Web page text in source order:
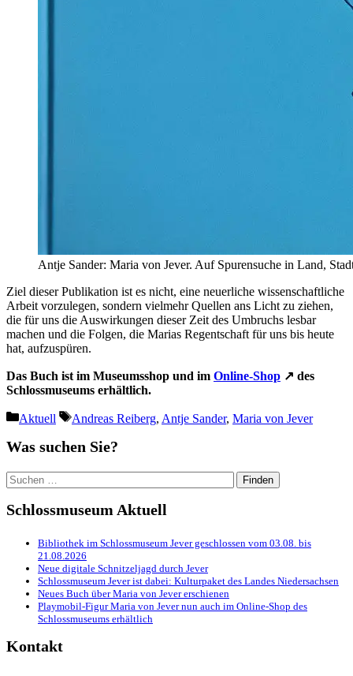
Antje Sander: Maria von Jever. Auf Spurensuche in Land,
Ziel dieser Publikation ist es nicht, eine neuerliche wissenschaftliche
Arbeit vorzulegen, sondern vielmehr Quellen ans Licht zu ziehen,
die für uns die Auswirkungen dieser Zeit des Umbruchs lesbar
machen und die Folgen, die Marias Regentschaft für uns bis heute
hat, aufzuspüren.
Das Buch ist im Museumsshop und im Online-Shop ↗ des
Schlossmuseums erhältlich.
Kategorien
Aktuell Schlagwörter
Andreas Reiberg, Antje Sander, Maria von Jever
Was suchen Sie?
Suchen
nach:
Schlossmuseum Aktuell
Bibliothek im Schlossmuseum Jever geschlossen vom 03.08. bis
21.08.2026
Neue digitale Schnitzeljagd durch Jever
Schlossmuseum Jever ist dabei: Kulturpaket des Landes Niedersachsen
Neues Buch über Maria von Jever erschienen
Playmobil-Figur Maria von Jever nun auch im Online-Shop des
Schlossmuseums erhältlich
Kontakt